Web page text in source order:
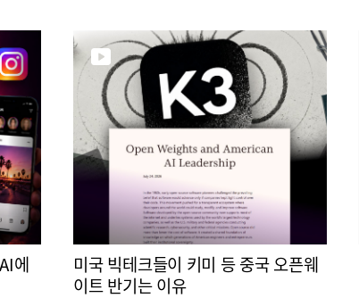
에
미국 빅테크들이 키미 등 중국 오픈웨
이트 반기는 이유